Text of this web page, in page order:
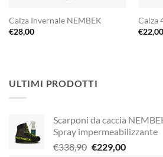
Calza Invernale NEMBEK
€28,00
Calza
€22,00
ULTIMI PRODOTTI
Scarponi da caccia
Spray impermeabilizzante
€338,90 Il
€229,00Il